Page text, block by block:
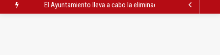
El Ayuntamiento lleva a cabo la eliminación de grafitis en el